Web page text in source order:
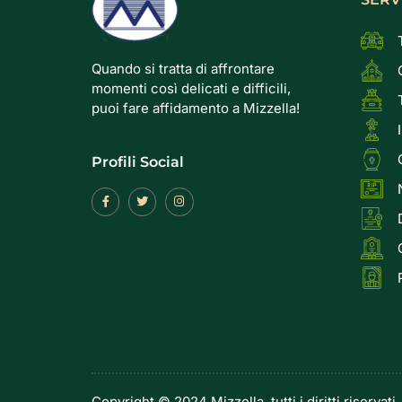
Quando si tratta di affrontare
momenti così delicati e difficili,
puoi fare affidamento a Mizzella!
Profili Social